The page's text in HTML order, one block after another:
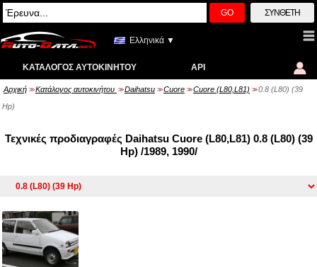
GO ΣΎΝΘΕΤΗ
Ελληνικά ▼
ΚΑΤΆΛΟΓΟΣ ΑΥΤΟΚΙΝΉΤΟΥ API
Αρχική >> Κατάλογος αυτοκινήτου >> Daihatsu >> Cuore >> Cuore (L80,L81) >> 0.8 (L80) (39
Hp)
Τεχνικές προδιαγραφές Daihatsu Cuore (L80,L81) 0.8 (L80) (39
Hp) /1989, 1990/